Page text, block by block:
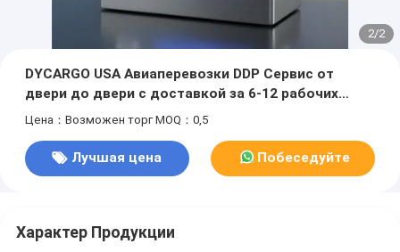
2/2
DYCARGO USA Авиаперевозки DDP Сервис от
двери до двери с доставкой за 6-12 рабочих
дней и экспертизой в таможенном оформлении
Цена：Возможен торг MOQ：0,5
Лучшая цена Побеседуйте
Характер Продукции